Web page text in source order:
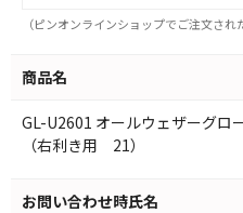
（ピンオンラインショップでご注文され
商品名
GL-U2601 オールウェザーグロ
（右利き用 21）
お問い合わせ時氏名